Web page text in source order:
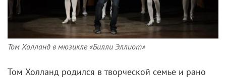
Том Холланд в мюзикле «Билли Эллиот»
Том Холланд родился в творческой семье и рано